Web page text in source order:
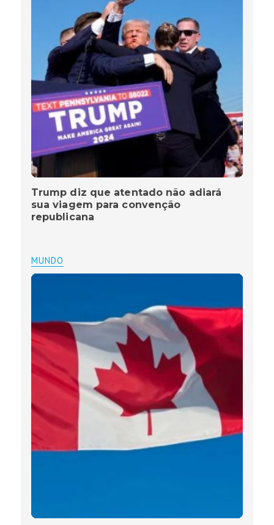
Trump diz que atentado não adiará
sua viagem para convenção
republicana
MUNDO